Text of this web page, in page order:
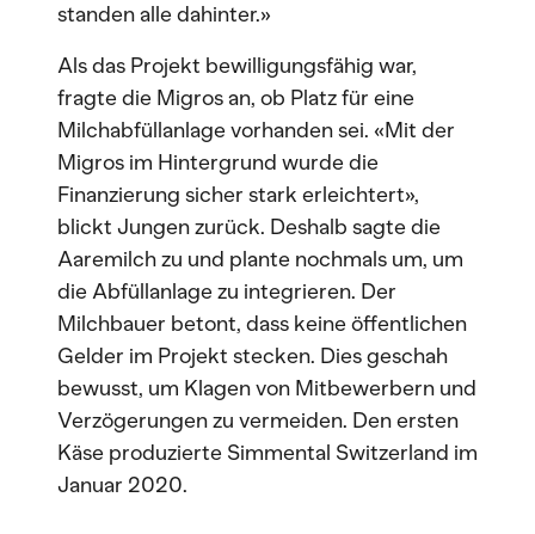
standen alle dahinter.»
Als das Projekt bewilligungsfähig war,
fragte die Migros an, ob Platz für eine
Milchabfüllanlage vorhanden sei. «Mit der
Migros im Hintergrund wurde die
Finanzierung sicher stark erleichtert»,
blickt Jungen zurück. Deshalb sagte die
Aaremilch zu und plante nochmals um, um
die Abfüllanlage zu integrieren. Der
Milchbauer betont, dass keine öffentlichen
Gelder im Projekt stecken. Dies geschah
bewusst, um Klagen von Mitbewerbern und
Verzögerungen zu vermeiden. Den ersten
Käse produzierte Simmental Switzerland im
Januar 2020.